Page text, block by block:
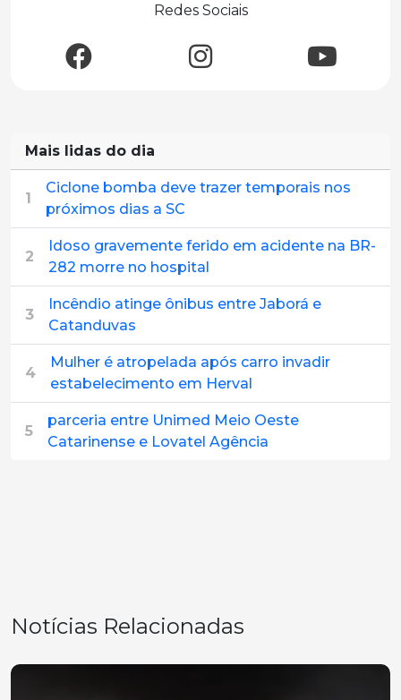
Redes Sociais
Mais lidas do dia
1
Ciclone bomba deve trazer temporais nos
próximos dias a SC
2
Idoso gravemente ferido em acidente na BR-
282 morre no hospital
3
Incêndio atinge ônibus entre Jaborá e
Catanduvas
4
Mulher é atropelada após carro invadir
estabelecimento em Herval
5
parceria entre Unimed Meio Oeste
Catarinense e Lovatel Agência
Notícias Relacionadas